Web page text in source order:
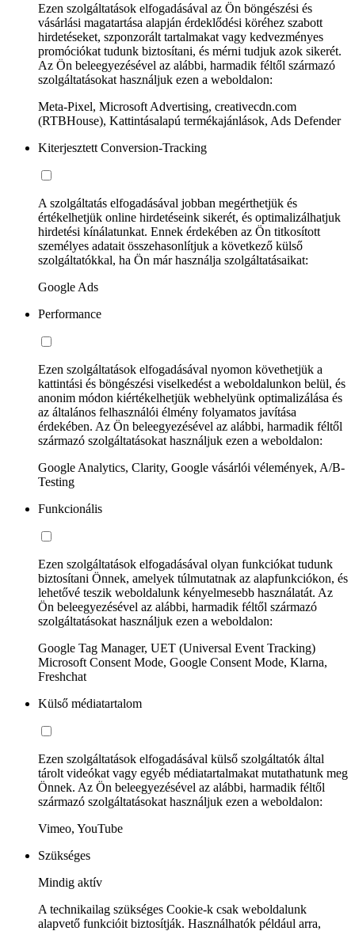
Ezen szolgáltatások elfogadásával az Ön böngészési és
vásárlási magatartása alapján érdeklődési köréhez szabott
hirdetéseket, szponzorált tartalmakat vagy kedvezményes
promóciókat tudunk biztosítani, és mérni tudjuk azok sikerét.
Az Ön beleegyezésével az alábbi, harmadik féltől származó
szolgáltatásokat használjuk ezen a weboldalon:
Meta-Pixel, Microsoft Advertising, creativecdn.com
(RTBHouse), Kattintásalapú termékajánlások, Ads Defender
Kiterjesztett Conversion-Tracking
A szolgáltatás elfogadásával jobban megérthetjük és
értékelhetjük online hirdetéseink sikerét, és optimalizálhatjuk
hirdetési kínálatunkat. Ennek érdekében az Ön titkosított
személyes adatait összehasonlítjuk a következő külső
szolgáltatókkal, ha Ön már használja szolgáltatásaikat:
Google Ads
Performance
Ezen szolgáltatások elfogadásával nyomon követhetjük a
kattintási és böngészési viselkedést a weboldalunkon belül, és
anonim módon kiértékelhetjük webhelyünk optimalizálása és
az általános felhasználói élmény folyamatos javítása
érdekében. Az Ön beleegyezésével az alábbi, harmadik féltől
származó szolgáltatásokat használjuk ezen a weboldalon:
Google Analytics, Clarity, Google vásárlói vélemények, A/B-
Testing
Funkcionális
Ezen szolgáltatások elfogadásával olyan funkciókat tudunk
biztosítani Önnek, amelyek túlmutatnak az alapfunkciókon, és
lehetővé teszik weboldalunk kényelmesebb használatát. Az
Ön beleegyezésével az alábbi, harmadik féltől származó
szolgáltatásokat használjuk ezen a weboldalon:
Google Tag Manager, UET (Universal Event Tracking)
Microsoft Consent Mode, Google Consent Mode, Klarna,
Freshchat
Külső médiatartalom
Ezen szolgáltatások elfogadásával külső szolgáltatók által
tárolt videókat vagy egyéb médiatartalmakat mutathatunk meg
Önnek. Az Ön beleegyezésével az alábbi, harmadik féltől
származó szolgáltatásokat használjuk ezen a weboldalon:
Vimeo, YouTube
Szükséges
Mindig aktív
A technikailag szükséges Cookie-k csak weboldalunk
alapvető funkcióit biztosítják. Használhatók például arra,